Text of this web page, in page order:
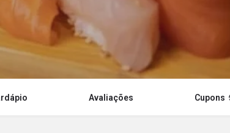
Avaliações Cupons